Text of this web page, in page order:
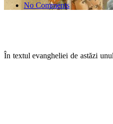
No Comments
În textul evangheliei de astăzi